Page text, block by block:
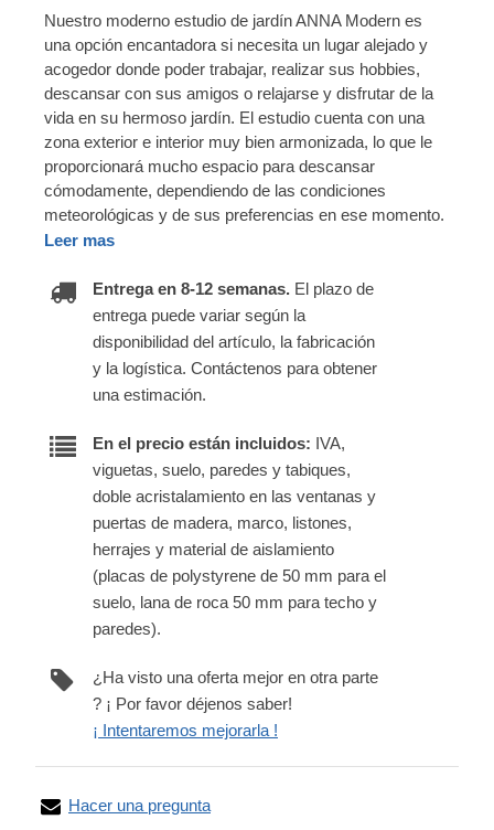
Nuestro moderno estudio de jardín ANNA Modern es
una opción encantadora si necesita un lugar alejado y
acogedor donde poder trabajar, realizar sus hobbies,
descansar con sus amigos o relajarse y disfrutar de la
vida en su hermoso jardín. El estudio cuenta con una
zona exterior e interior muy bien armonizada, lo que le
proporcionará mucho espacio para descansar
cómodamente, dependiendo de las condiciones
meteorológicas y de sus preferencias en ese momento.
Leer mas
Entrega en 8-12 semanas. El plazo de
entrega puede variar según la
disponibilidad del artículo, la fabricación
y la logística. Contáctenos para obtener
una estimación.
En el precio están incluidos: IVA,
viguetas, suelo, paredes y tabiques,
doble acristalamiento en las ventanas y
puertas de madera, marco, listones,
herrajes y material de aislamiento
(placas de polystyrene de 50 mm para el
suelo, lana de roca 50 mm para techo y
paredes).
¿Ha visto una oferta mejor en otra parte
? ¡ Por favor déjenos saber!
¡ Intentaremos mejorarla !
Hacer una pregunta